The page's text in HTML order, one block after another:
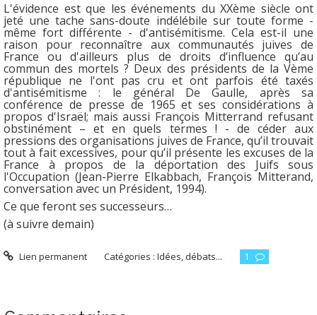
L'évidence est que les événements du XXème siècle ont
jeté une tache sans-doute indélébile sur toute forme -
même fort différente - d'antisémitisme. Cela est-il une
raison pour reconnaître aux communautés juives de
France ou d'ailleurs plus de droits d’influence qu’au
commun des mortels ? Deux des présidents de la Vème
république ne l'ont pas cru et ont parfois été taxés
d'antisémitisme : le général De Gaulle, après sa
conférence de presse de 1965 et ses considérations à
propos d'Israël; mais aussi François Mitterrand refusant
obstinément – et en quels termes ! - de céder aux
pressions des organisations juives de France, qu’il trouvait
tout à fait excessives, pour qu’il présente les excuses de la
France à propos de la déportation des Juifs sous
l'Occupation (Jean-Pierre Elkabbach, François Mitterand,
conversation avec un Président, 1994).
Ce que feront ses successeurs…
(à suivre demain)
Lien permanent Catégories :Idées, débats... 1